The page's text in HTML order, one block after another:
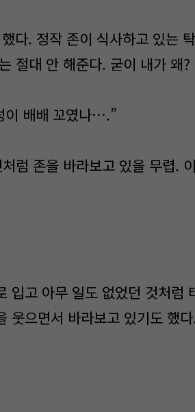
다. 정작 존이 식사하고 있는
절대 안 해준다. 굳이 내가 왜?
이 배배 꼬였나….”
럼 존을 바라보고 있을 무렵.
입고 아무 일도 없었던 것처럼
웃으면서 바라보고 있기도 했